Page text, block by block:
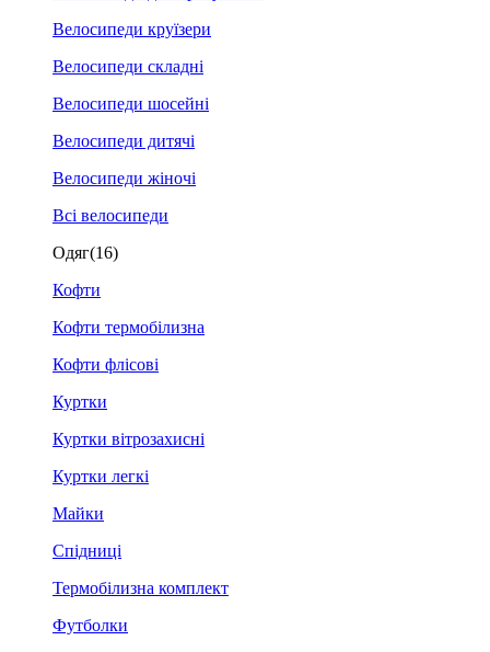
Велосипеди круїзери
Велосипеди складні
Велосипеди шосейні
Велосипеди дитячі
Велосипеди жіночі
Всі велосипеди
Одяг(16)
Кофти
Кофти термобілизна
Кофти флісові
Куртки
Куртки вітрозахисні
Куртки легкі
Майки
Спідниці
Термобілизна комплект
Футболки